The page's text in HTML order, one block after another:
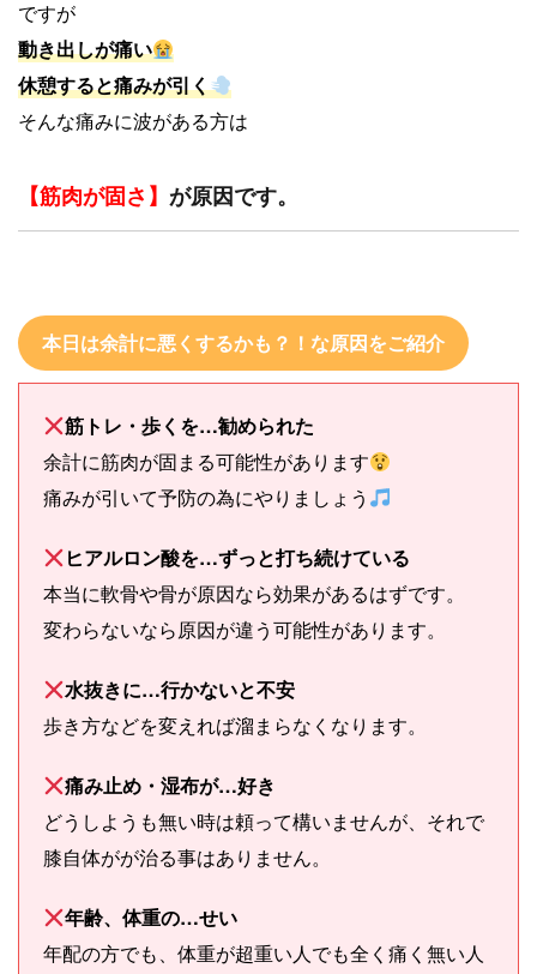
ですが
動き出しが痛い
休憩すると痛みが引く
そんな痛みに波がある方は
【筋肉が固さ】 が原因です。
本日は余計に悪くするかも？！な原因をご紹介
筋トレ・歩くを…勧められた
余計に筋肉が固まる可能性があります
痛みが引いて予防の為にやりましょう
ヒアルロン酸を…ずっと打ち続けている
本当に軟骨や骨が原因なら効果があるはずです。
変わらないなら原因が違う可能性があります。
水抜きに…行かないと不安
歩き方などを変えれば溜まらなくなります。
痛み止め・湿布が…好き
どうしようも無い時は頼って構いませんが、それで
膝自体がが治る事はありません。
年齢、体重の…せい
年配の方でも、体重が超重い人でも全く痛く無い人